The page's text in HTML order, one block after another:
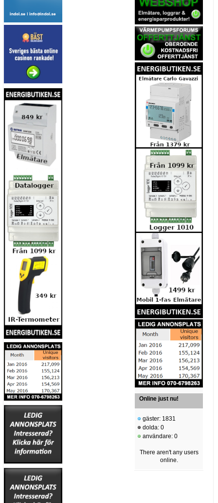
Online just nu!
gäster: 1831
dolda: 0
användare: 0
There aren't any users
online.